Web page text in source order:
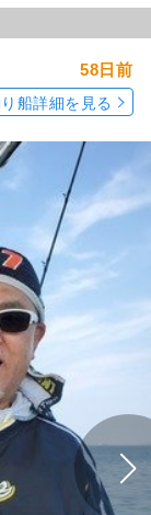
58日前
船詳細を見る